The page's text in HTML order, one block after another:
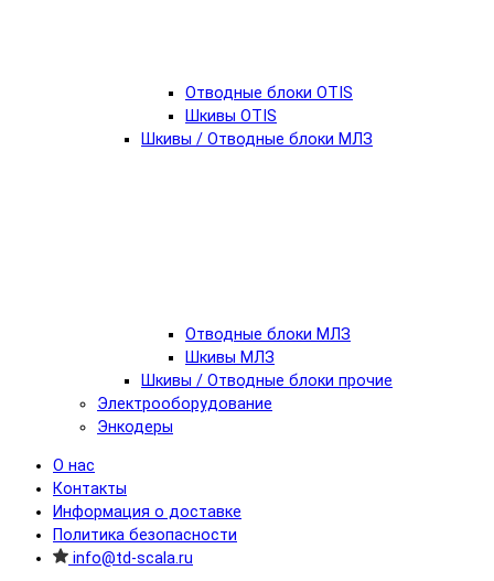
Отводные блоки OTIS
Шкивы OTIS
Шкивы / Отводные блоки МЛЗ
Отводные блоки МЛЗ
Шкивы МЛЗ
Шкивы / Отводные блоки прочие
Электрооборудование
Энкодеры
О нас
Контакты
Информация о доставке
Политика безопасности
info@td-scala.ru